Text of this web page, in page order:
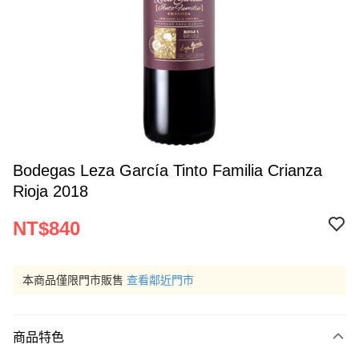
Bodegas Leza García Tinto Familia Crianza
Rioja 2018
NT$840
本商品僅限門市販售 查看鄰近門市
商品特色